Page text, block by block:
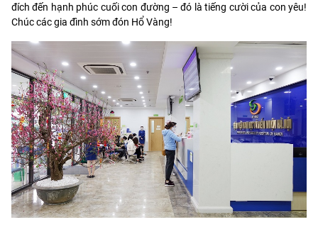
đích đến hạnh phúc cuối con đường – đó là tiếng cười của con yêu!
Chúc các gia đình sớm đón Hổ Vàng!